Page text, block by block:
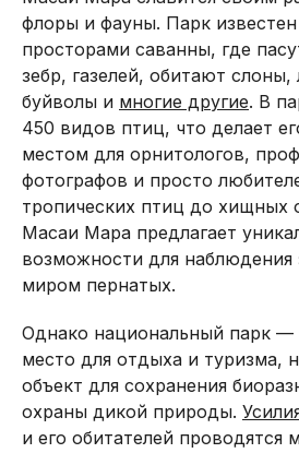
флоры и фауны. Парк
просторами саванны, где
зебр, газелей, обитают
буйволы и многие другие. В
450 видов птиц, что делает
местом для орнитологов,
фотографов и просто
тропических птиц до хищных
Масаи Мара предлагает
возможности для наблюдения
миром пернатых.
Однако национальный парк —
место для отдыха и туризма,
объект для сохранения
охраны дикой природы.
и его обитателей проводятся